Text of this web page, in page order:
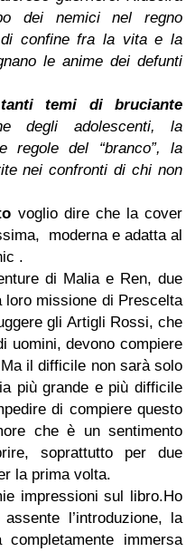
dei nemici nel regno
confine fra la vita e la
le anime dei defunti
temi di bruciante
degli adolescenti, la
regole del “branco”, la
nei confronti di chi non
voglio dire che la cover
moderna e adatta al
.
di Malia e Ren, due
missione di Prescelta
gli Artigli Rossi, che
uomini, devono compiere
il difficile non sarà solo
più grande e più difficile
di compiere questo
che è un sentimento
soprattutto per due
la prima volta.
impressioni sul libro.Ho
l’introduzione, la
immersa